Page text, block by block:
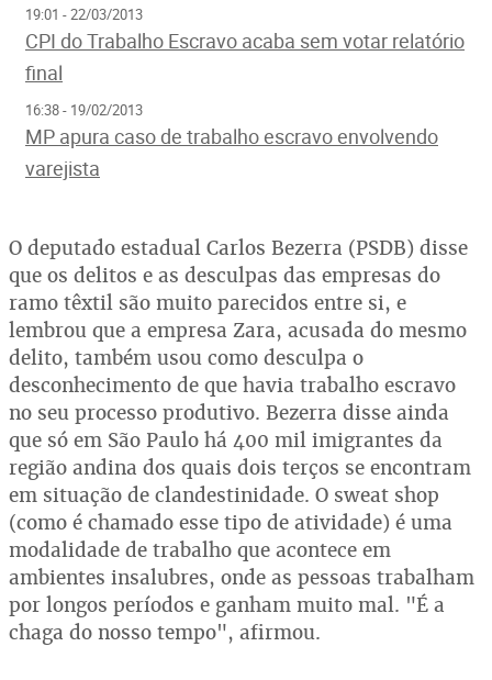
19:01 - 22/03/2013
CPI do Trabalho Escravo acaba sem votar relatório
final
16:38 - 19/02/2013
MP apura caso de trabalho escravo envolvendo
varejista
O deputado estadual Carlos Bezerra (PSDB) disse
que os delitos e as desculpas das empresas do
ramo têxtil são muito parecidos entre si, e
lembrou que a empresa Zara, acusada do mesmo
delito, também usou como desculpa o
desconhecimento de que havia trabalho escravo
no seu processo produtivo. Bezerra disse ainda
que só em São Paulo há 400 mil imigrantes da
região andina dos quais dois terços se encontram
em situação de clandestinidade. O sweat shop
(como é chamado esse tipo de atividade) é uma
modalidade de trabalho que acontece em
ambientes insalubres, onde as pessoas trabalham
por longos períodos e ganham muito mal. "É a
chaga do nosso tempo", afirmou.